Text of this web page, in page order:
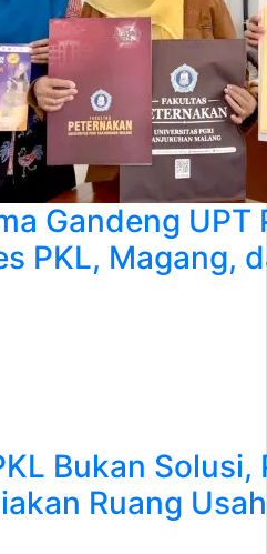
Gandeng UPT
PKL, Magang,
Bukan Solusi,
Ruang